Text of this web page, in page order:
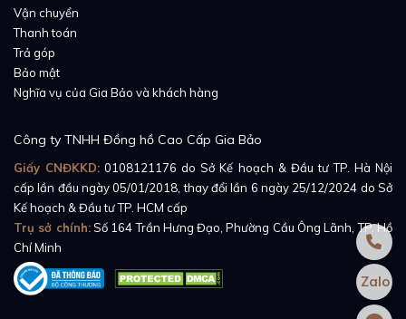
Chiếc đồng hồPatek Philippe Complications 5930G-
001 có bộ vỏ bằngvàng trắng 18k với đường kính
mặt 39.5mm. Kết hợp với dây da cá sấu màu xanh
navy đồng màu với mặt số giúp cho chiếc đồng hồ
mang lại vẻ đẹp năng động và trẻ trung.
Vận chuyển
Thanh toán
Trả góp
Bảo mật
Nghĩa vụ của Gia Bảo và khách hàng
Công ty TNHH Đồng hồ Cao Cấp Gia Bảo
Giấy CNĐKKD: 0108121176 do Sở Kế hoạch & Đầu tư TP. Hà Nội
cấp lần đầu ngày 05/01/2018, thay đổi lần 6 ngày 25/12/2024 do Sở
Kế hoạch & Đầu tư TP. HCM cấp
Trụ sở chính:Số 164 Trần Hưng Đạo, Phường Cầu Ông Lãnh, TP. Hồ
Chí Minh
Zalo